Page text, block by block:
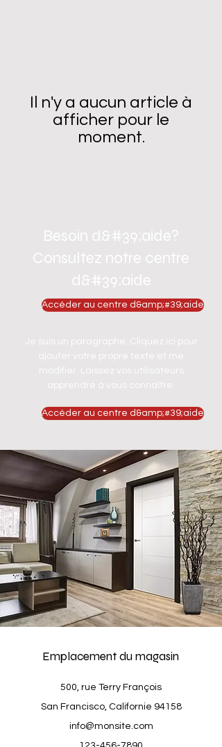
Il n'y a aucun article à
afficher pour le
moment.
Besoin d&#39;aide?
Consultez notre centre
d&#39;aide
Accéder au centre d&amp;#39;aide
Je suis un paragraphe. Cliquez ici pour
ajouter votre propre texte et me
modifier. Laissez vos utilisateurs
apprendre à vous connaître.
Accéder au centre d&amp;#39;aide
Emplacement du magasin
500, rue Terry François
San Francisco, Californie 94158
info@monsite.com